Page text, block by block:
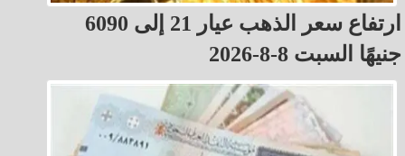
ارتفاع سعر الذهب عيار 21 إلى 6090
جنيهًا السبت 8-8-2026